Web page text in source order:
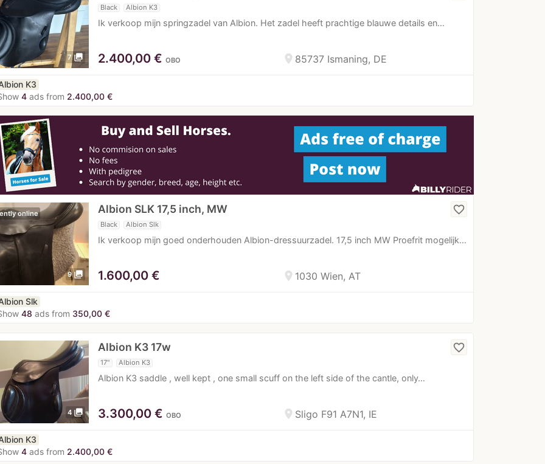
7 photo_library
Black Albion K3
Ik verkoop mijn springzadel van Albion. Het zadel heeft prachtige blauwe details en…
location_on 85737 Ismaning, DE
2.400,00 € OBO
K3
4 ads from 2.400,00 €
9 photo_library
online Albion SLK 17,5 inch, MW
Black Albion Slk
Ik verkoop mijn goed onderhouden Albion-dressuurzadel. 17,5 inch MW Proefrit mogelijk…
favorite_border
location_on 1030 Wien, AT
1.600,00 €
Slk
48 ads from 350,00 €
4 photo_library
Albion K3 17w
17" Albion K3
Albion K3 saddle , well kept , one small scuff on the left side of the cantle, only…
favorite_border
location_on Sligo F91 A7N1, IE
3.300,00 € OBO
K3
4 ads from 2.400,00 €